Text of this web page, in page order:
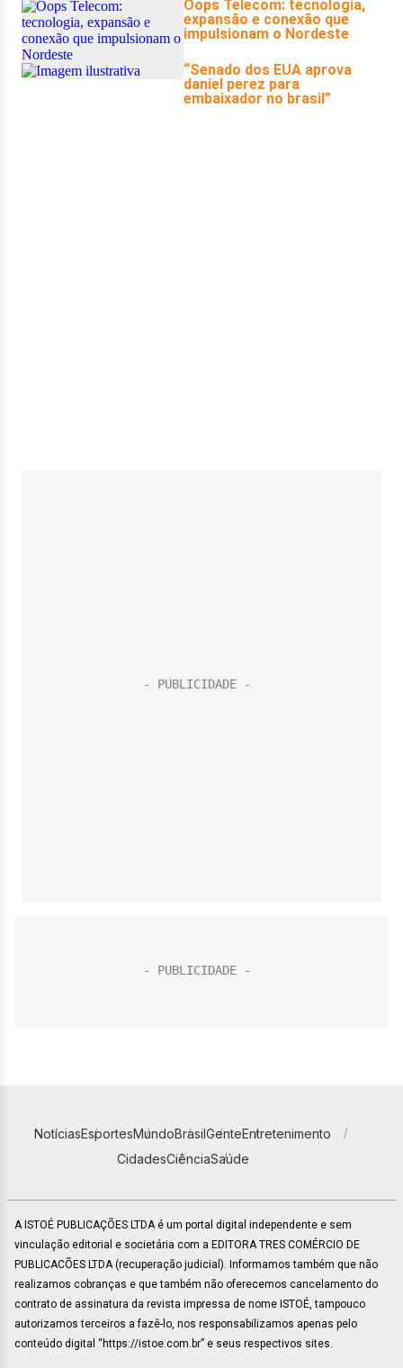
NotíciasEsportesMundoBrasilGenteEntretenimento
CidadesCiênciaSaúde
A ISTOÉ PUBLICAÇÕES LTDA é um portal digital independente e sem
vinculação editorial e societária com a EDITORA TRES COMÉRCIO DE
PUBLICACÕES LTDA (recuperação judicial). Informamos também que não
realizamos cobranças e que também não oferecemos cancelamento do
contrato de assinatura da revista impressa de nome ISTOÉ, tampouco
autorizamos terceiros a fazê-lo, nos responsabilizamos apenas pelo
conteúdo digital “https://istoe.com.br” e seus respectivos sites.